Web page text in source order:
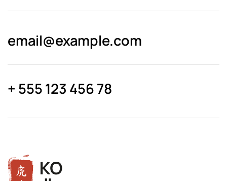
email@­example.com
+ 555 123 456 78